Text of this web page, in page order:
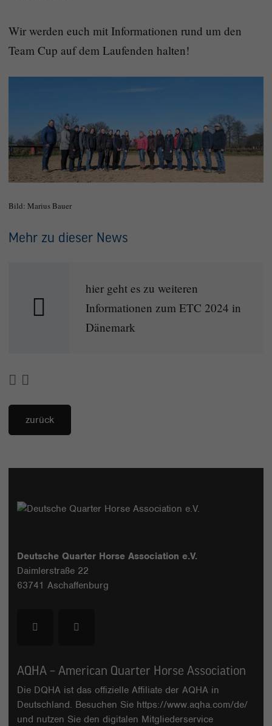
Wir werden euch mit Informationen rund um den
Team Cup auf dem Laufenden halten!
Bild: Marius Bauer
Mehr zu dieser News
hier geht es zu weiteren
Informationen zum ETC 2024 in
Dänemark
zurück
Deutsche Quarter Horse Association e.V.
Daimlerstraße 22
63741 Aschaffenburg
AQHA – American Quarter Horse Association
Die DQHA ist das offizielle Affiliate der AQHA in
Deutschland. Besuchen Sie https://www.aqha.com/de/
und nutzen Sie den digitalen Mitgliederservice